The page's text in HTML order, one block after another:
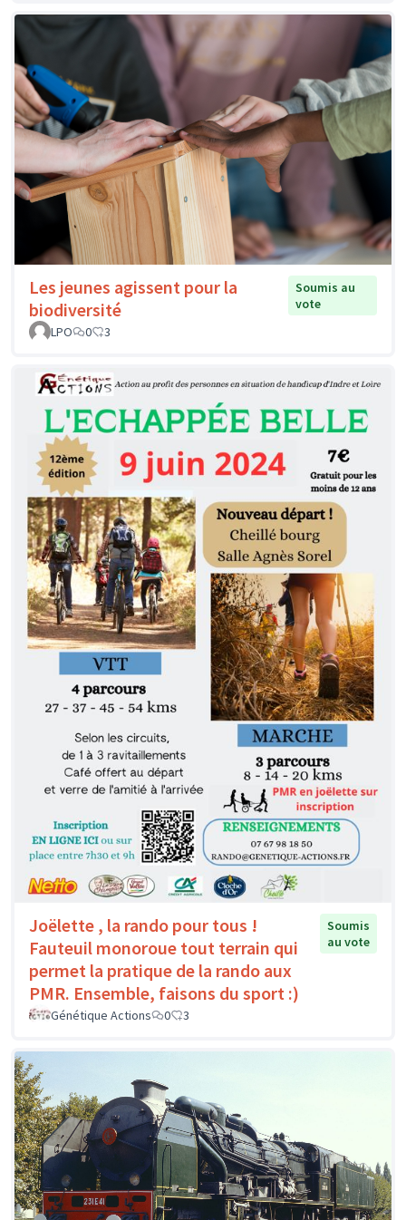
Les jeunes agissent pour la
biodiversité
Soumis au
vote
LPO
0 3
Joëlette , la rando pour tous !
Fauteuil monoroue tout terrain qui
permet la pratique de la rando aux
PMR. Ensemble, faisons du sport :)
Soumis
au vote
Génétique Actions 0 3